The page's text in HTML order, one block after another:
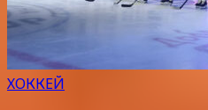
ХОККЕЙ